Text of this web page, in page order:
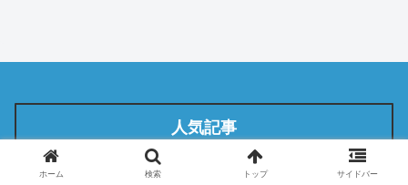
人気記事
蓬緑は高島屋で買える？京都、大阪、
ホーム 検索 トップ サイドバー